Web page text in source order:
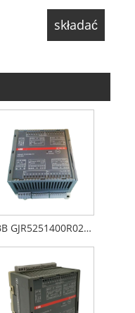
ABB GJR5251400R0202 07DC91